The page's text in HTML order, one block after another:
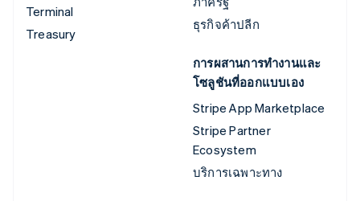
Terminal
Treasury
ธุรกิจค้าปลีก
การผสานการทำงานและ
โซลูชันที่ออกแบบเอง
Stripe App Marketplace
Stripe Partner
Ecosystem
บริการเฉพาะทาง